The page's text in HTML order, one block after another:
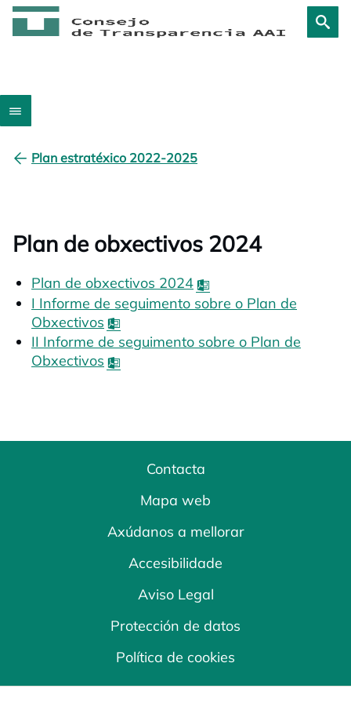
Plan estratéxico 2022-2025
Plan de obxectivos 2024
Plan de obxectivos 2024
I Informe de seguimento sobre o Plan de
Obxectivos
II Informe de seguimento sobre o Plan de
Obxectivos
Contacta
Mapa web
Axúdanos a mellorar
Accesibilidade
Aviso Legal
Protección de datos
Política de cookies